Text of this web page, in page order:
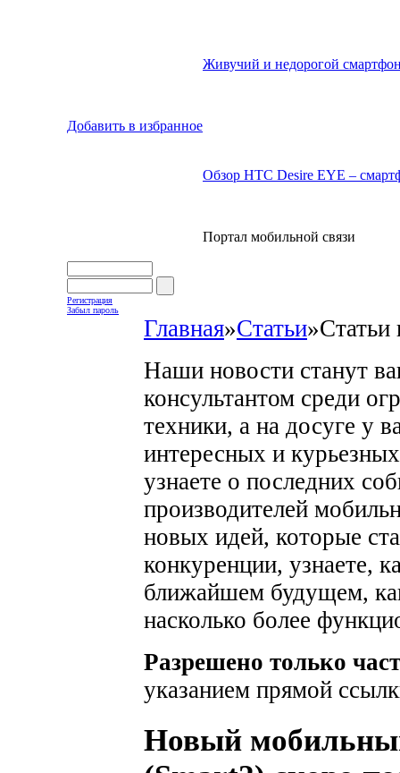
Добавить в избранное
Живучий и недорогой
Обзор HTC Desire EYE –
Портал мобильной связи
Регистрация
Забыл пароль
Главная»Статьи»Статьи
Наши новости станут
консультантом среди
техники, а на досуге у
интересных и
узнаете о последних
производителей
новых идей, которые
конкуренции, узнаете,
ближайшем будущем,
насколько более
Разрешено только
указанием прямой
Новый